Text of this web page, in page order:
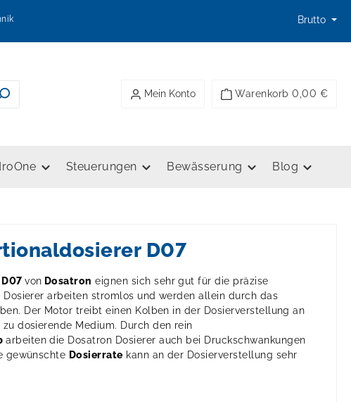
Brutto
Mein Konto Warenkorb 0,00 €
Steuerungen Bewässerung Blog
D07
D07von Dosatron eignen sich sehr gut für die präzise
Dosierer arbeiten stromlos und werden allein durch das
Der Motor treibt einen Kolben in der Dosierverstellung an
dosierende Medium. Durch den rein
arbeiten die Dosatron Dosierer auch bei Druckschwankungen
gewünschte Dosierratekann an der Dosierverstellung sehr